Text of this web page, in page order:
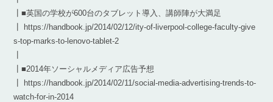
┃■英国の学校が600台のタブレット導入、講師陣が大満足
┃ https://handbook.jp/2014/02/12/ity-of-liverpool-college-faculty-give
s-top-marks-to-lenovo-tablet-2
┃■2014年ソーシャルメディア広告予想
┃ https://handbook.jp/2014/02/11/social-media-advertising-trends-to-
watch-for-in-2014